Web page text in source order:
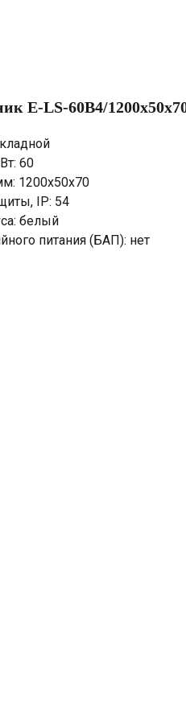
E-LS-60B4/
60
1200х50х70
IP: 54
белый
питания (БАП): нет